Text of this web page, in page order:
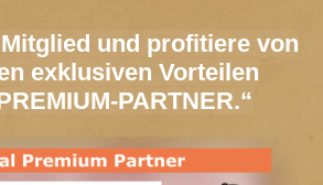
und profitiere von
exklusiven Vorteilen
PARTNER.“